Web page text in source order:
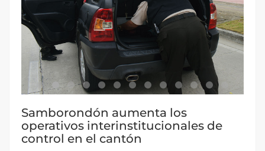
Samborondón aumenta los
operativos interinstitucionales de
control en el cantón